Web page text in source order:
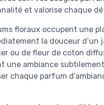
et valorise chaque
floraux occupent une
la douceur d’un
ou de fleur de coton
une ambiance
chaque parfum